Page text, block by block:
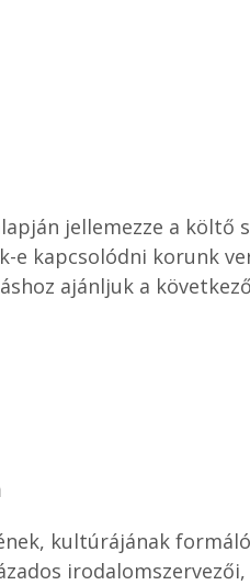
jellemezze a költő
e kapcsolódni korunk
ajánljuk a
kultúrájának